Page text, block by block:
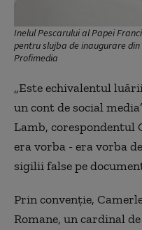
Inelul Pescarului al Papei
pentru slujba de inaugurare
Profimedia
„Este echivalentul
un cont de social
Lamb, corespondentul
era vorba - era vorba
sigilii false pe
Prin convenție,
Romane, un cardinal